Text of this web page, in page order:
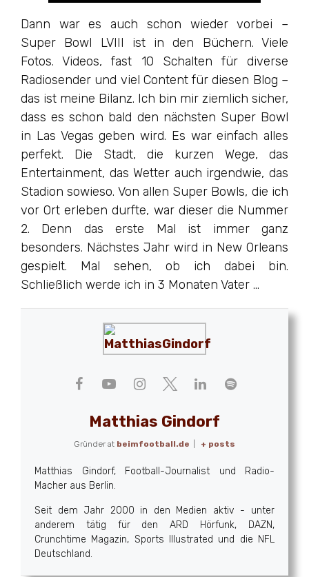
Dann war es auch schon wieder vorbei –
Super Bowl LVIII ist in den Büchern. Viele
Fotos. Videos, fast 10 Schalten für diverse
Radiosender und viel Content für diesen Blog –
das ist meine Bilanz. Ich bin mir ziemlich sicher,
dass es schon bald den nächsten Super Bowl
in Las Vegas geben wird. Es war einfach alles
perfekt. Die Stadt, die kurzen Wege, das
Entertainment, das Wetter auch irgendwie, das
Stadion sowieso. Von allen Super Bowls, die ich
vor Ort erleben durfte, war dieser die Nummer
2. Denn das erste Mal ist immer ganz
besonders. Nächstes Jahr wird in New Orleans
gespielt. Mal sehen, ob ich dabei bin.
Schließlich werde ich in 3 Monaten Vater …
Matthias Gindorf
Gründer at beimfootball.de + posts
Matthias Gindorf, Football-Journalist und Radio-
Macher aus Berlin.
Seit dem Jahr 2000 in den Medien aktiv - unter
anderem tätig für den ARD Hörfunk, DAZN,
Crunchtime Magazin, Sports Illustrated und die NFL
Deutschland.